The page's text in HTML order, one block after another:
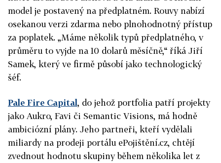
model je postavený na předplatném. Rouvy nabízí
osekanou verzi zdarma nebo plnohodnotný přístup
za poplatek. „Máme několik typů předplatného, v
průměru to vyjde na 10 dolarů měsíčně,“ říká Jiří
Samek, který ve firmě působí jako technologický
šéf.
Pale Fire Capital, do jehož portfolia patří projekty
jako Aukro, Favi či Semantic Visions, má hodně
ambiciózní plány. Jeho partneři, kteří vydělali
miliardy na prodeji portálu ePojištění.cz, chtějí
zvednout hodnotu skupinyběhem několika let z